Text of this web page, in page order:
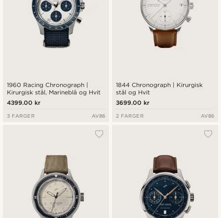
1960 Racing Chronograph |
Kirurgisk stål, Marineblå og Hvit
4399.00 kr
3 FARGER AV86
1844 Chronograph | Kirurgisk
stål og Hvit
3699.00 kr
2 FARGER AV86